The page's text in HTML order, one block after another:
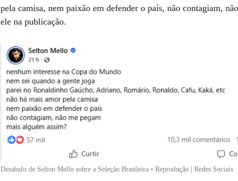
pela camisa, nem paixão em defender o país, não contagiam,
ele na publicação.
Desabafo de Selton Mello sobre a Seleção Brasileira • Reprodução | Redes Sociais